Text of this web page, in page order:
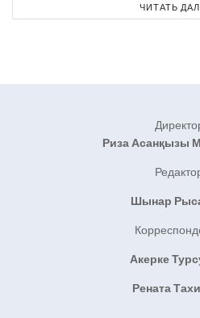
ЧИТАТЬ
Риза Асанқызы
Шынар
Акерке
Рената